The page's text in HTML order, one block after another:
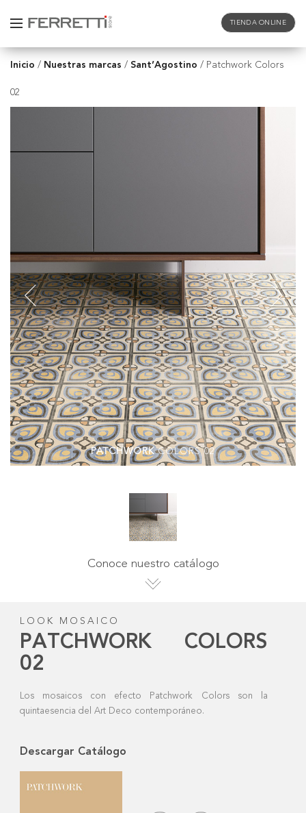
TIENDA ONLINE
Inicio / Nuestras marcas / Sant’Agostino / Patchwork Colors
02
PATCHWORKCOLORS 02
Conoce nuestro catálogo
Descargar Catálogo
LOOK MOSAICO
PATCHWORK COLORS
02
Los mosaicos con efecto Patchwork Colors son la
quintaesencia del Art Deco contemporáneo.